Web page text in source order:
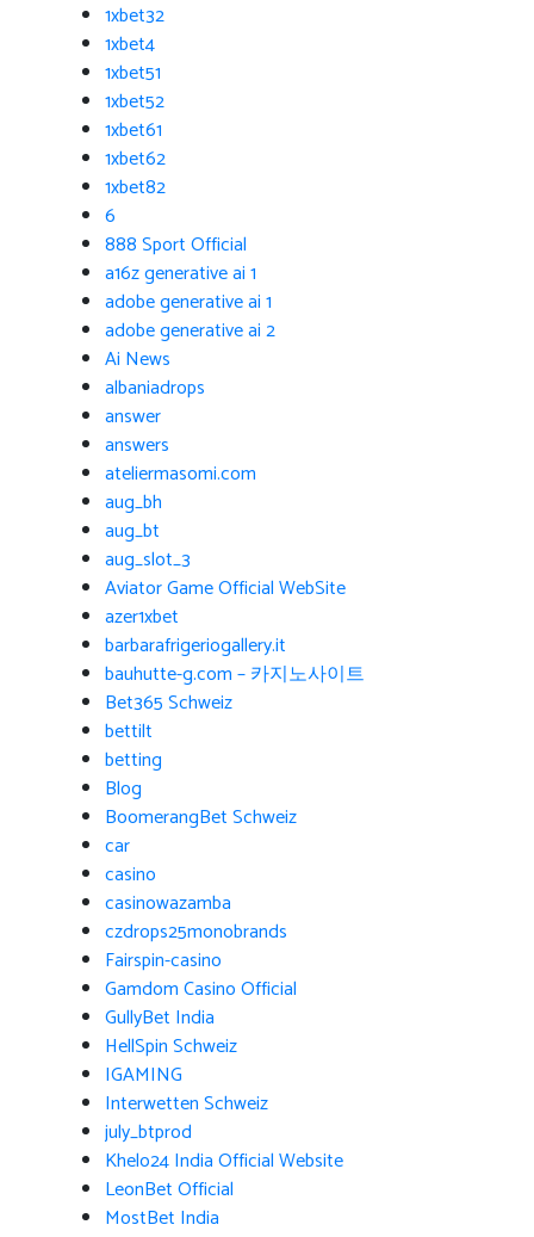
1xbet32
1xbet4
1xbet51
1xbet52
1xbet61
1xbet62
1xbet82
6
888 Sport Official
a16z generative ai 1
adobe generative ai 1
adobe generative ai 2
Ai News
albaniadrops
answer
answers
ateliermasomi.com
aug_bh
aug_bt
aug_slot_3
Aviator Game Official WebSite
azer1xbet
barbarafrigeriogallery.it
bauhutte-g.com – 카지노사이트
Bet365 Schweiz
bettilt
betting
Blog
BoomerangBet Schweiz
car
casino
casinowazamba
czdrops25monobrands
Fairspin-casino
Gamdom Casino Official
GullyBet India
HellSpin Schweiz
IGAMING
Interwetten Schweiz
july_btprod
Khelo24 India Official Website
LeonBet Official
MostBet India